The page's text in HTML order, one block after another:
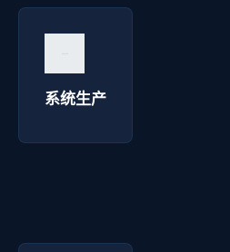
系统生产
询价咨询 →